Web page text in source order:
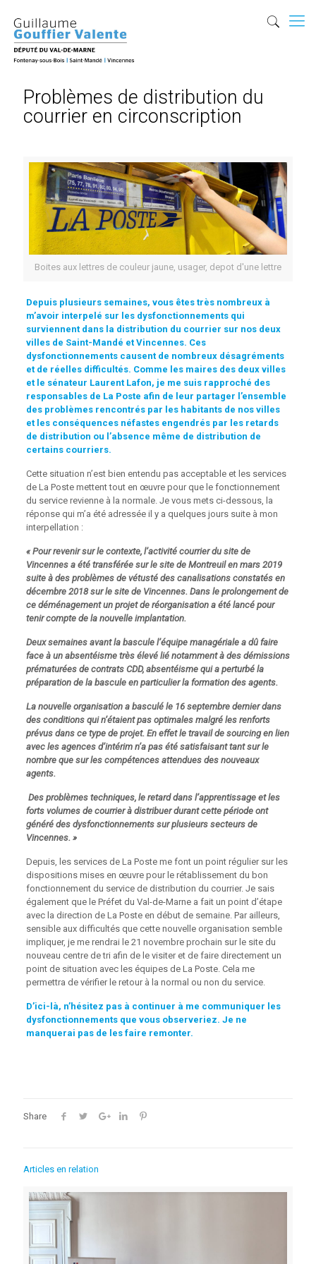
Problèmes de distribution du
courrier en circonscription
Boites aux lettres de couleur jaune, usager, depot d'une lettre
Depuis plusieurs semaines, vous êtes très nombreux à
m’avoir interpelé sur les dysfonctionnements qui
surviennent dans la distribution du courrier sur nos deux
villes de Saint-Mandé et Vincennes. Ces
dysfonctionnements causent de nombreux désagréments
et de réelles difficultés. Comme les maires des deux villes
et le sénateur Laurent Lafon, je me suis rapproché des
responsables de La Poste afin de leur partager l’ensemble
des problèmes rencontrés par les habitants de nos villes
et les conséquences néfastes engendrés par les retards
de distribution ou l’absence même de distribution de
certains courriers.
Cette situation n’est bien entendu pas acceptable et les services
de La Poste mettent tout en œuvre pour que le fonctionnement
du service revienne à la normale. Je vous mets ci-dessous, la
réponse qui m’a été adressée il y a quelques jours suite à mon
interpellation :
« Pour revenir sur le contexte, l’activité courrier du site de
Vincennes a été transférée sur le site de Montreuil en mars 2019
suite à des problèmes de vétusté des canalisations constatés en
décembre 2018 sur le site de Vincennes. Dans le prolongement de
ce déménagement un projet de réorganisation a été lancé pour
tenir compte de la nouvelle implantation.
Deux semaines avant la bascule l’équipe managériale a dû faire
face à un absentéisme très élevé lié notamment à des démissions
prématurées de contrats CDD, absentéisme qui a perturbé la
préparation de la bascule en particulier la formation des agents.
La nouvelle organisation a basculé le 16 septembre dernier dans
des conditions qui n’étaient pas optimales malgré les renforts
prévus dans ce type de projet. En effet le travail de sourcing en lien
avec les agences d’intérim n’a pas été satisfaisant tant sur le
nombre que sur les compétences attendues des nouveaux
agents.
Des problèmes techniques, le retard dans l’apprentissage et les
forts volumes de courrier à distribuer durant cette période ont
généré des dysfonctionnements sur plusieurs secteurs de
Vincennes. »
Depuis, les services de La Poste me font un point régulier sur les
dispositions mises en œuvre pour le rétablissement du bon
fonctionnement du service de distribution du courrier. Je sais
également que le Préfet du Val-de-Marne a fait un point d’étape
avec la direction de La Poste en début de semaine. Par ailleurs,
sensible aux difficultés que cette nouvelle organisation semble
impliquer, je me rendrai le 21 novembre prochain sur le site du
nouveau centre de tri afin de le visiter et de faire directement un
point de situation avec les équipes de La Poste. Cela me
permettra de vérifier le retour à la normal ou non du service.
D’ici-là, n’hésitez pas à continuer à me communiquer les
dysfonctionnements que vous observeriez. Je ne
manquerai pas de les faire remonter.
Share
Articles en relation